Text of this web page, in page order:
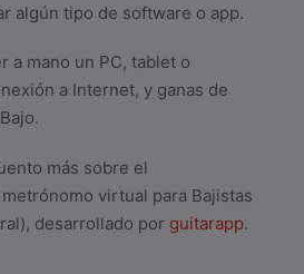
algún tipo de software o app.
a mano un PC, tablet o
a Internet, y ganas de
más sobre el
virtual para Bajistas
desarrollado por guitarapp.